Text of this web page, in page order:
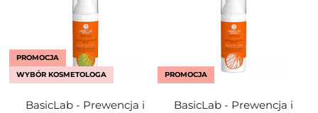
PROMOCJA
WYBÓR KOSMETOLOGA
BasicLab - Prewencja i
PROMOCJA
BasicLab - Prewencja i